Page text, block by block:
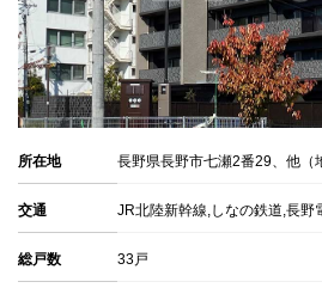
所在地 長野県長野市七瀬2番29、他（
交通 JR北陸新幹線,しなの鉄道,長
総戸数 33戸